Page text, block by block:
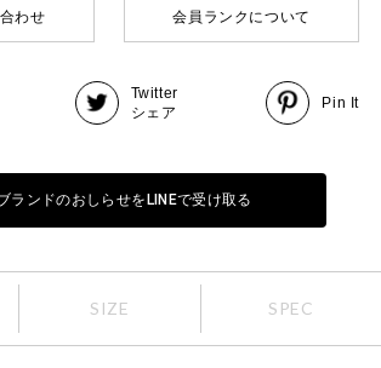
わせ 会員ランクについて
Twitter
シェア
Pin It
ランドのおしらせをLINEで受け取る
SIZE SPEC